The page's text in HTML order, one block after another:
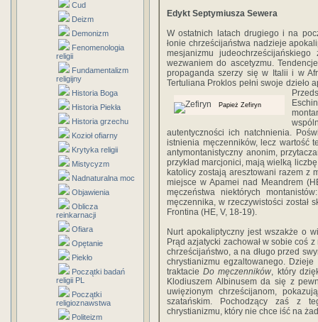
Cud
Deizm
Demonizm
Fenomenologia
religii
Fundamentalizm
religijny
Historia Boga
Historia Piekła
Historia grzechu
Kozioł ofiarny
Krytyka religii
Mistycyzm
Nadnaturalna moc
Objawienia
Oblicza
reinkarnacji
Ofiara
Opętanie
Piekło
Początki badań
religii PL
Początki
religioznawstwa
Politeizm
Edykt Septymiusza Sewera
W ostatnich latach drugiego i na
łonie chrześcijaństwa nadzieje
mesjanizmu
wezwaniem do ascetyzmu.
propaganda szerzy się w Italii i w
Tertuliana Proklos pełni swoje dzieło
Papież Zefiryn
autentyczności ich natchnienia.
istnienia męczenników, lecz wartość
antymontanistyczny anonim,
przykład marcjonici, mają wielką
katolicy zostają aresztowani razem z
miejsce w Apamei nad Meandrem
męczeństwa niektórych
męczennika, w rzeczywistości został
Frontina (HE, V, 18-19).
Nurt apokaliptyczny jest wszakże o
Prąd azjatycki zachował w sobie coś
chrześcijaństwo, a na długo przed
chrystianizmu egzaltowanego.
traktacieDo męczenników, który
Klodiuszem Albinusem da się z
uwięzionym chrześcijanom,
szatańskim. Pochodzący zaś z
chrystianizmu, który nie chce iść na